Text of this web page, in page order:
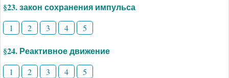
§23. закон сохранения импульса
1 2 3 4 5
§24. Реактивное движение
1 2 3 4 5